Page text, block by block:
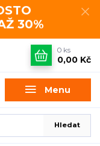
30%
Menu
Hledat
0 ks
0,00 Kč